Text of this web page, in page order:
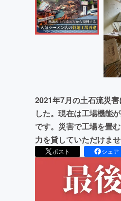
2021年7月の土石流災
した。現在は工場機能
です。災害で工場を畳
力を貸していただけま
ポスト シェア